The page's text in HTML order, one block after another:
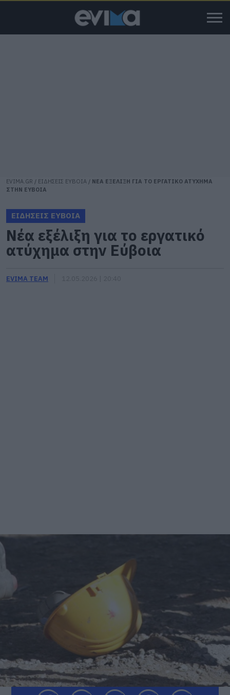
EVIMA.GR / ΕΙΔΗΣΕΙΣ ΕΥΒΟΙΑ / ΝΕΑ ΕΞΕΛΙΞΗ ΓΙΑ ΤΟ ΕΡΓΑΤΙΚΟ ΑΤΥΧΗΜΑ
ΣΤΗΝ ΕΥΒΟΙΑ
ΕΙΔΗΣΕΙΣ ΕΥΒΟΙΑ
Νέα εξέλιξη για το εργατικό
ατύχημα στην Εύβοια
EVIMA TEAM